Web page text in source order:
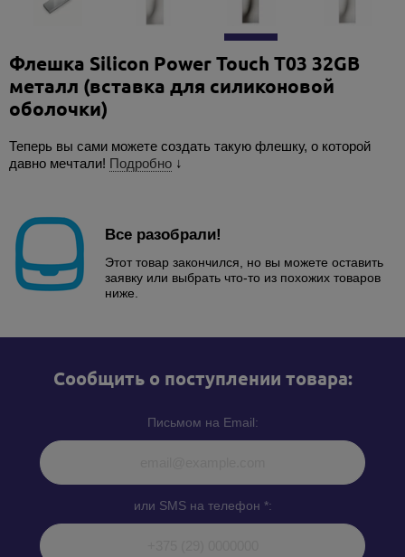
Флешка Silicon Power Touch T03 32GB
металл (вставка для силиконовой
оболочки)
Теперь вы сами можете создать такую флешку, о которой
давно мечтали! Подробно ↓
Все разобрали!
Этот товар закончился, но вы можете оставить
заявку или выбрать что-то из похожих товаров
ниже.
Cообщить о поступлении товара:
Письмом на Email:
или SMS на телефон *: